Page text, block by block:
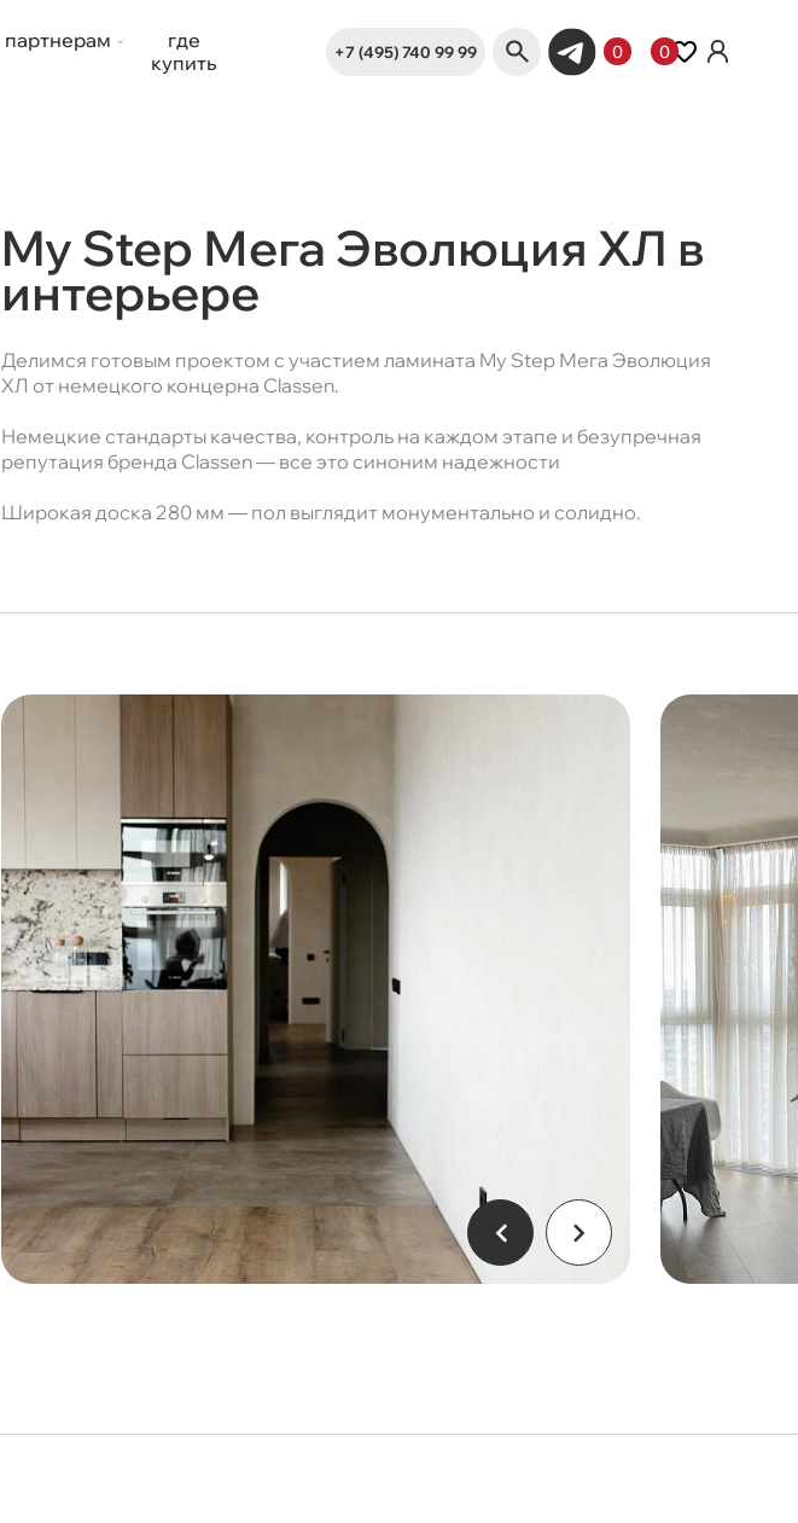
партнерам
где
купить
+7 (495) 740 99 99 0 0
My Step Мега Эволюция ХЛ в
интерьере
Делимся готовым проектом c участием ламината My Step Мега Эволюция
ХЛ от немецкого концерна Classen.
Немецкие стандарты качества, контроль на каждом этапе и безупречная
репутация бренда Classen — все это синоним надежности
Широкая доска 280 мм — пол выглядит монументально и солидно.